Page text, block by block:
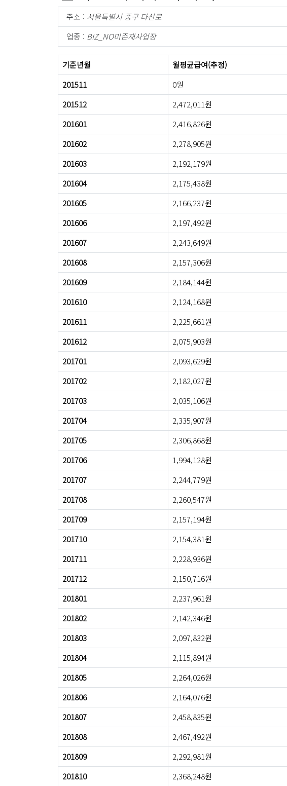
주소 : 서울특별시 중구 다산로
업종 : BIZ_NO미존재사업장
기준년월 월평균급여(추정)
201511
0원
201512
2,472,011원
201601
2,416,826원
201602
2,278,905원
201603
2,192,179원
201604
2,175,438원
201605
2,166,237원
201606
2,197,492원
201607
2,243,649원
201608
2,157,306원
201609
2,184,144원
201610
2,124,168원
201611
2,225,661원
201612
2,075,903원
201701
2,093,629원
201702
2,182,027원
201703
2,035,106원
201704
2,335,907원
201705
2,306,868원
201706
1,994,128원
201707
2,244,779원
201708
2,260,547원
201709
2,157,194원
201710
2,154,381원
201711
2,228,936원
201712
2,150,716원
201801
2,237,961원
201802
2,142,346원
201803
2,097,832원
201804
2,115,894원
201805
2,264,026원
201806
2,164,076원
201807
2,458,835원
201808
2,467,492원
201809
2,292,981원
201810
2,368,248원